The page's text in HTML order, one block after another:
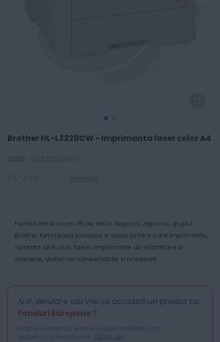
Brother HL-L3220CW - Imprimanta laser color A4
Fondat initial acum 115 de ani in Nagoya, Japonia, grupul
Brother furnizeaza produse si solutii printre care imprimante,
aparate all in one, faxuri, imprimante de etichetare si
scanere, alaturi de consumabile si accesorii.
Ai in derulare sau vrei sa accesezi un proiect cu
Fonduri Europene ?
Intra in contact cu echipa noastra dedicata si te
ajutam cu urmatorii pasi. Detalii aici